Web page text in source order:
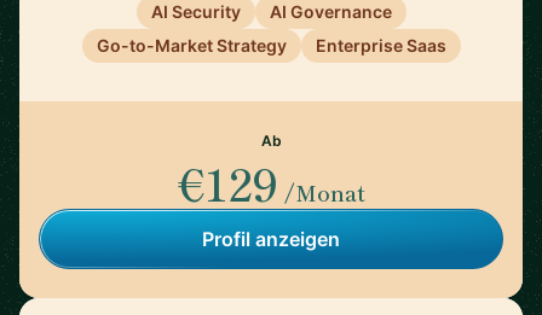
AI Security
AI Governance
Go-to-Market Strategy
Enterprise Saas
Ab
€129 /Monat
Profil anzeigen